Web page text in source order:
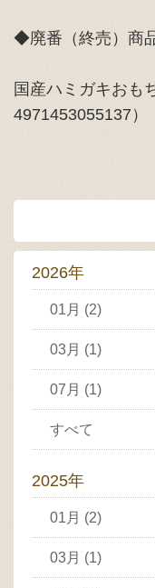
2026年
01月 (2)
03月 (1)
07月 (1)
すべて
2025年
01月 (2)
03月 (1)
◆廃番（終売）商
国産ハミガキおも
4971453055137）